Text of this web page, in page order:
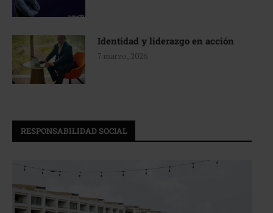
Identidad y liderazgo en acción
7 marzo, 2026
RESPONSABILIDAD SOCIAL